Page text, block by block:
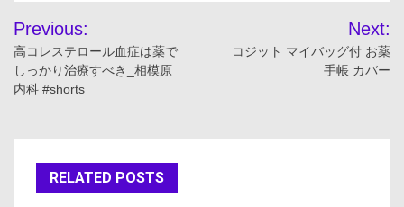
投
稿
ナ
ゲ
Previous:
高コレステロール血症は薬で
しっかり治療すべき_相模原
内科 #shorts
Next:
コジット マイバッグ付 お薬
手帳 カバー
RELATED POSTS